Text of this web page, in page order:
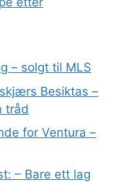
– solgt til MLS
Besiktas –
tråd
for Ventura –
– Bare ett lag